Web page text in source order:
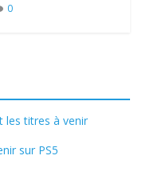
0
les titres à venir
sur PS5